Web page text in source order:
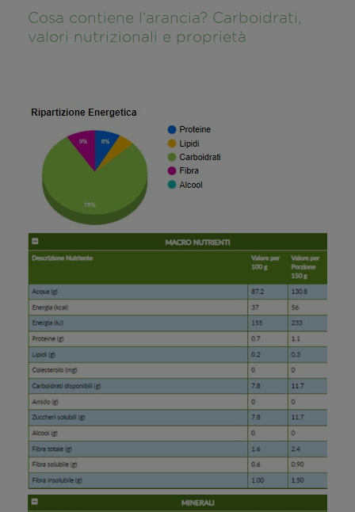
Cosa contiene l’arancia? Carboidrati,
valori nutrizionali e proprietà